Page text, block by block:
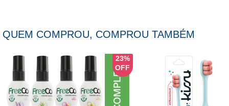
QUEM COMPROU, COMPROU TAMBÉM
23%